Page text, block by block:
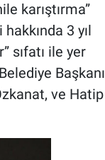
karıştırma”
3 yıl
sıfatı ile yer
Başkanı
ve Hatip